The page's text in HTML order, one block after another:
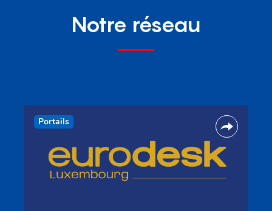
Notre réseau
Portails